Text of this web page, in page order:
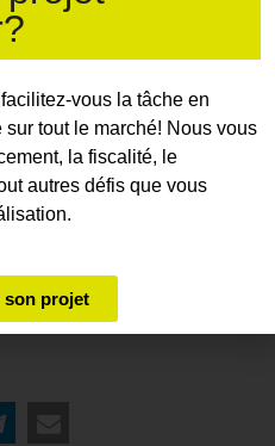
première phase à prix
aperçu de la tarification
en présentant les
la sous-tendent ainsi
UE et des régimes mis
transition énergétique
vous la tâche en
tout le marché! Nous vous
la fiscalité, le
autres défis que vous
son projet